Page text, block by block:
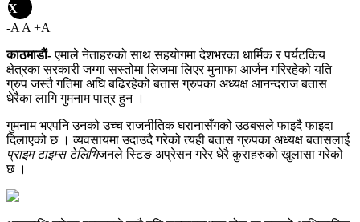
X
-A A +A
काठमाडाैं-एमाले नेताहरुको साथ सहयोगमा देशभरका धार्मिक र पर्यटकिय
क्षेत्रका सरकारी जग्गा सस्तोमा लिजमा लिएर मुनाफा आर्जन गरिरहेको यति
ग्रुप जस्तै गतिमा अघि बढिरहेको बतास ग्रुपका अध्यक्ष आनन्दराज बतास
धेरैका लागि गुमनाम पात्र हुन ।
गुमनाम भएपनि उनको उच्च राजनीतिक घरानासँगको उठबसले फाइदै फाइदा
दिलाएको छ । व्यवसायमा उदाउदै गरेको त्यही बतास ग्रुपका अध्यक्ष बतासलाई
प्राइम टाइम्स टेलिभिजनले स्टिङ अप्रेसन गरेर धेरै कुराहरुको खुलासा गरेको
छ ।